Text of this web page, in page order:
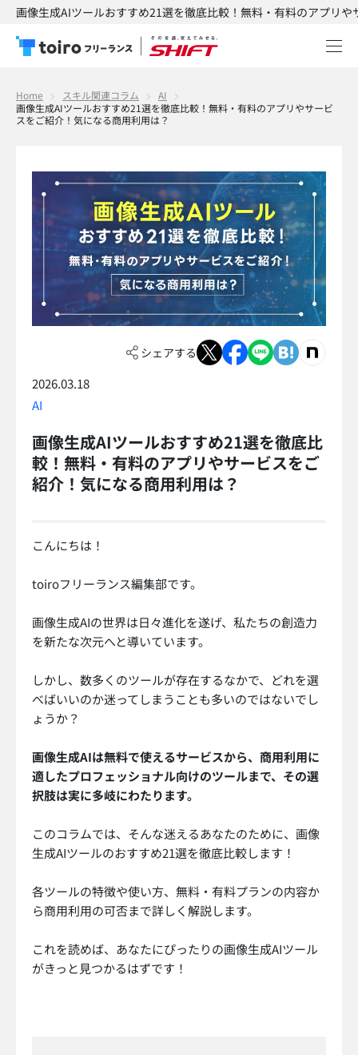
画像生成AIツールおすすめ21選を徹底比較！無料・有料のアプリ
Home スキル関連コラム
AI
画像生成AIツールおすすめ21選を徹底比較！無料・有料のアプリやサービ
スをご紹介！気になる商用利用は？
シェアする
2026.03.18
AI
画像生成AIツールおすすめ21選を徹底比
較！無料・有料のアプリやサービスをご
紹介！気になる商用利用は？
こんにちは！
toiroフリーランス編集部です。
画像生成AIの世界は日々進化を遂げ、私たちの創造力
を新たな次元へと導いています。
しかし、数多くのツールが存在するなかで、どれを選
べばいいのか迷ってしまうことも多いのではないでし
ょうか？
画像生成AIは無料で使えるサービスから、商用利用に
適したプロフェッショナル向けのツールまで、その選
択肢は実に多岐にわたります。
このコラムでは、そんな迷えるあなたのために、画像
生成AIツールのおすすめ21選を徹底比較します！
各ツールの特徴や使い方、無料・有料プランの内容か
ら商用利用の可否まで詳しく解説します。
これを読めば、あなたにぴったりの画像生成AIツール
がきっと見つかるはずです！